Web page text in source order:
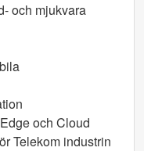
och mjukvara
och Cloud
Telekom industrin